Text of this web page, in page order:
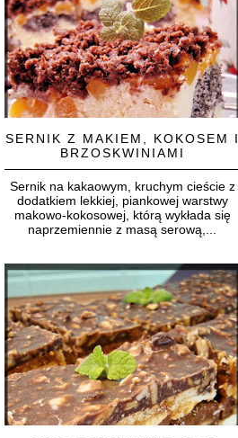
SERNIK Z MAKIEM, KOKOSEM I
BRZOSKWINIAMI
Sernik na kakaowym, kruchym cieście z
dodatkiem lekkiej, piankowej warstwy
makowo-kokosowej, którą wykłada się
naprzemiennie z masą serową,...